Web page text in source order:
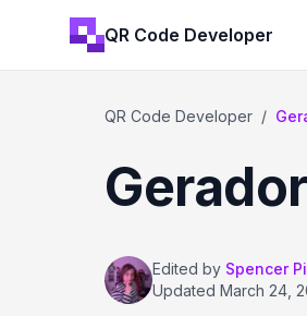
QR Code Developer
QR Code Developer /
Edited by Spencer
Updated March 24,